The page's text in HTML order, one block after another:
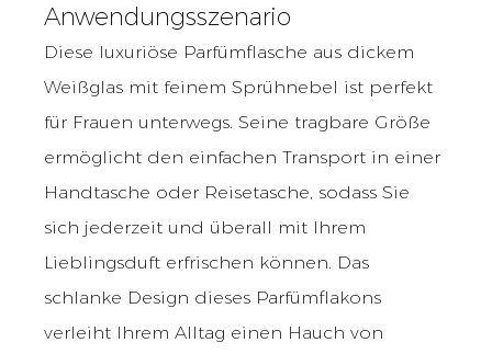
Anwendungsszenario
Diese luxuriöse Parfümflasche aus dickem
Weißglas mit feinem Sprühnebel ist perfekt
für Frauen unterwegs. Seine tragbare Größe
ermöglicht den einfachen Transport in einer
Handtasche oder Reisetasche, sodass Sie
sich jederzeit und überall mit Ihrem
Lieblingsduft erfrischen können. Das
schlanke Design dieses Parfümflakons
verleiht Ihrem Alltag einen Hauch von